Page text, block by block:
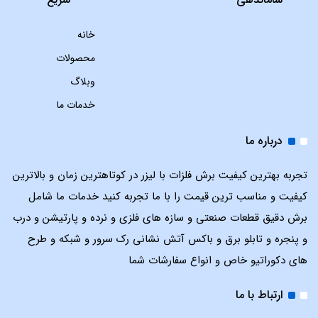
خانه
محصولات
وبلاگ
خدمات ما
درباره ما
تجربه بهترین کیفیت برش فلزات با لیزر در کوتاهترین زمان و بالاترین
کیفیت و مناسب ترین قیمت را با ما تجربه کنید خدمات ما شامل
برش دقیق قطعات صنعتی و سازه های فلزی و نرده و پارتیشن و درب
و پنجره و تابلو برق و باکس آتش نشانی رک سرور و شبکه و طرح
های دکوراتیو خاص و انواع سفارشات شما
ارتباط با ما